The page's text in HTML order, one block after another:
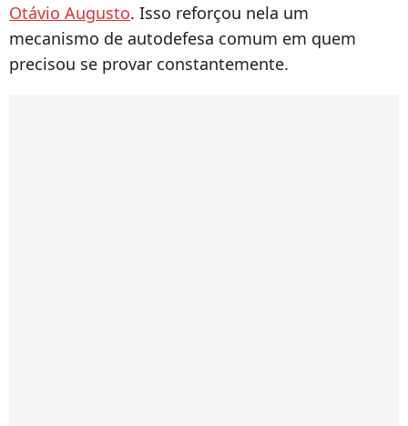
Otávio Augusto. Isso reforçou nela um
mecanismo de autodefesa comum em quem
precisou se provar constantemente.